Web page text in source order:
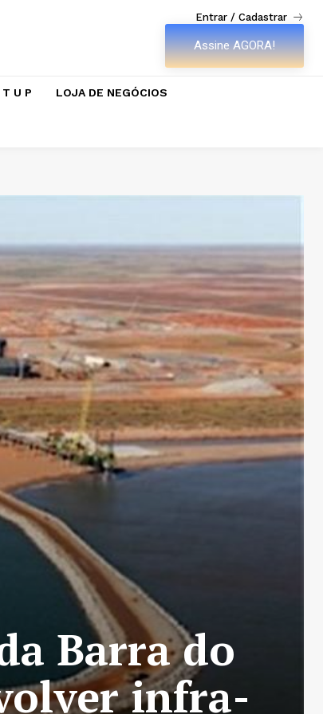
Entrar / Cadastrar
Assine AGORA!
U P LOJA DE NEGÓCIOS
Barra do
infra-